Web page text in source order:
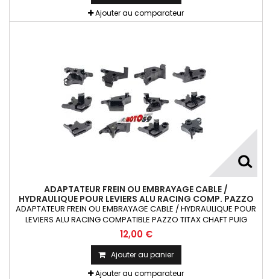
Ajouter au comparateur
ADAPTATEUR FREIN OU EMBRAYAGE CABLE /
HYDRAULIQUE POUR LEVIERS ALU RACING COMP. PAZZO
TITAX CHAFT PUIG RIZOMA X1
ADAPTATEUR FREIN OU EMBRAYAGE CABLE / HYDRAULIQUE POUR
LEVIERS ALU RACING COMPATIBLE PAZZO TITAX CHAFT PUIG
RIZOMA 1 pièce
12,00 €
Ajouter au panier
Ajouter au comparateur